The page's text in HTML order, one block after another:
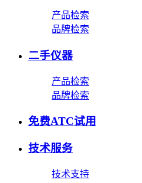
产品检索
品牌检索
二手仪器
产品检索
品牌检索
免费ATC试用
技术服务
技术支持